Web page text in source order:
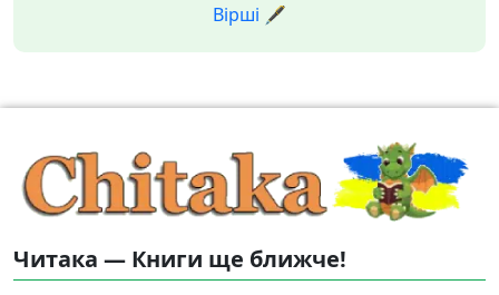
Вірші 🖋️
Читака — Книги ще ближче!